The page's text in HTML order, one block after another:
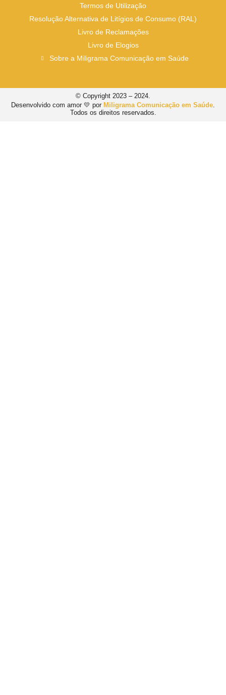
Termos de Utilização
Resolução Alternativa de Litígios de Consumo (RAL)
Livro de Reclamações
Livro de Elogios
Sobre a Miligrama Comunicação em Saúde
© Copyright 2023 – 2024.
Desenvolvido com amor 💛 por Miligrama Comunicação em Saúde
Todos os direitos reservados.